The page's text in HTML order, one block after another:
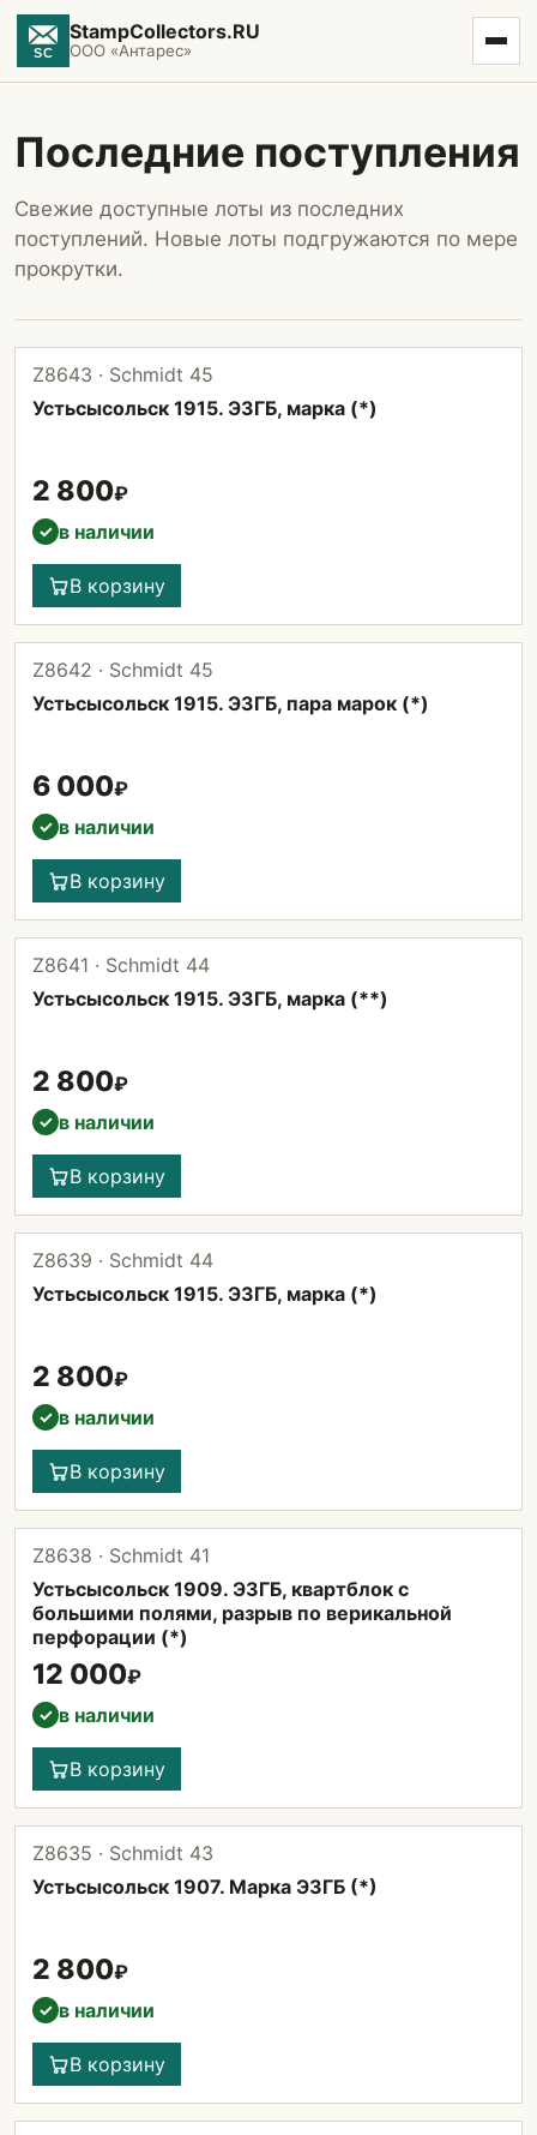
StampCollectors.RU
ООО «Антарес»
Последние поступления
Свежие доступные лоты из последних
поступлений. Новые лоты подгружаются по мере
прокрутки.
Z8643 · Schmidt 45
Устьсысольск 1915. ЭЗГБ, марка (*)
2 800₽
✓ в наличии
В корзину
Z8642 · Schmidt 45
Устьсысольск 1915. ЭЗГБ, пара марок (*)
6 000₽
✓ в наличии
В корзину
Z8641 · Schmidt 44
Устьсысольск 1915. ЭЗГБ, марка (**)
2 800₽
✓ в наличии
В корзину
Z8639 · Schmidt 44
Устьсысольск 1915. ЭЗГБ, марка (*)
2 800₽
✓ в наличии
В корзину
Z8638 · Schmidt 41
Устьсысольск 1909. ЭЗГБ, квартблок с
большими полями, разрыв по верикальной
перфорации (*)
12 000₽
✓ в наличии
В корзину
Z8635 · Schmidt 43
Устьсысольск 1907. Марка ЭЗГБ (*)
2 800₽
✓ в наличии
В корзину